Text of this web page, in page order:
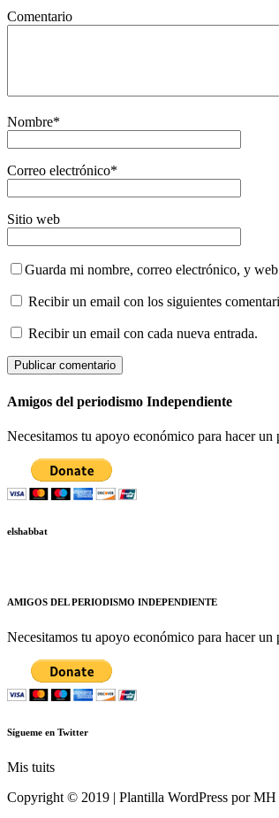
Comentario
Nombre*
Correo electrónico*
Sitio web
Guarda mi nombre, correo electrónico, y
Recibir un email con los siguientes
Recibir un email con cada nueva entrada.
Amigos del periodismo Independiente
Necesitamos tu apoyo económico para hacer
elshabbat
AMIGOS DEL PERIODISMO INDEPENDIENTE
Necesitamos tu apoyo económico para hacer
Sígueme en Twitter
Mis tuits
Copyright © 2019 | Plantilla WordPress por MH